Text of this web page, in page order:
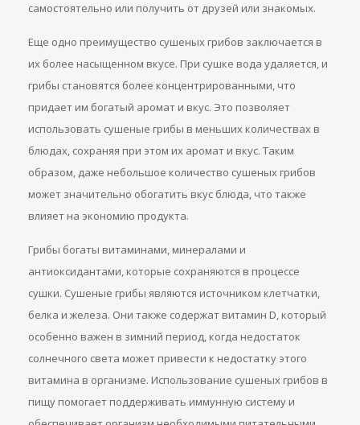
самостоятельно или получить от друзей или знакомых.
Еще одно преимущество сушеных грибов заключается в
их более насыщенном вкусе. При сушке вода удаляется, и
грибы становятся более концентрированными, что
придает им богатый аромат и вкус. Это позволяет
использовать сушеные грибы в меньших количествах в
блюдах, сохраняя при этом их аромат и вкус. Таким
образом, даже небольшое количество сушеных грибов
может значительно обогатить вкус блюда, что также
влияет на экономию продукта.
Грибы богаты витаминами, минералами и
антиоксидантами, которые сохраняются в процессе
сушки. Сушеные грибы являются источником клетчатки,
белка и железа. Они также содержат витамин D, который
особенно важен в зимний период, когда недостаток
солнечного света может привести к недостатку этого
витамина в организме. Использование сушеных грибов в
пищу помогает поддерживать иммунную систему и